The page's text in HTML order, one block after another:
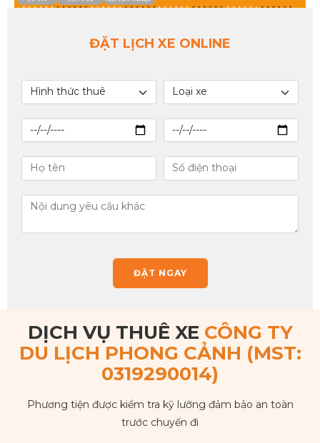
ĐẶT LỊCH XE ONLINE
ĐẶT NGAY
DỊCH VỤ THUÊ XE CÔNG TY
DU LỊCH PHONG CẢNH (MST:
0319290014)
Phương tiện được kiểm tra kỹ lưỡng đảm bảo an toàn
trước chuyến đi